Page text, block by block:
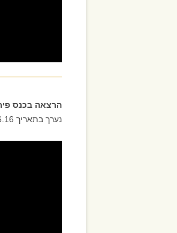
הרצאה בכנס
נערך בתאריך 27.06.16 בראשון לציון